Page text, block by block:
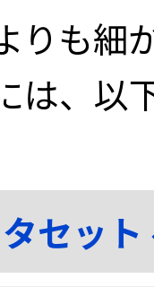
りも細
は、以
セッ